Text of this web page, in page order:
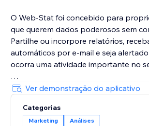
O Web-Stat foi concebido para
que querem dados poderosos sem
Partilhe ou incorpore relatórios,
automáticos por e-mail e seja
ocorra uma atividade importante no
Instale o Web-Stat gratuitamente com
experimente as funcionalidades Pro
de teste gratuito.
Ver demonstração do aplicativo
Categorias
Marketing Análises